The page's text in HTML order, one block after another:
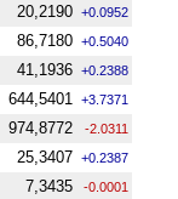
20,2190 +0.0952
86,7180 +0.5040
41,1936 +0.2388
644,5401 +3.7371
974,8772 -2.0311
25,3407 +0.2387
7,3435 -0.0001